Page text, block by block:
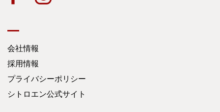
会社情報
採用情報
プライバシーポリシー
シトロエン公式サイト